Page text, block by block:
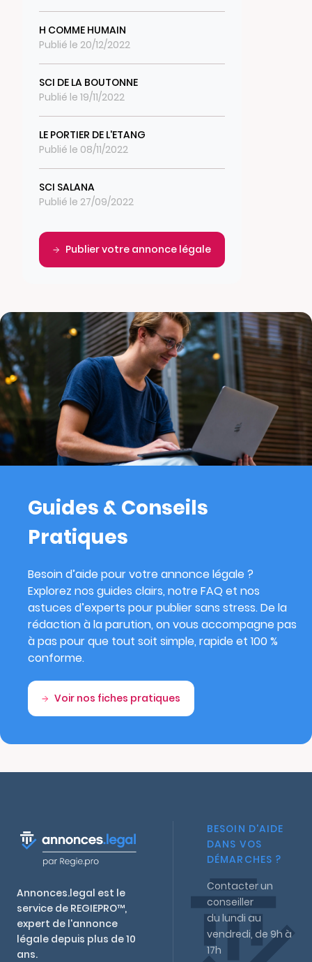
H COMME HUMAIN
Publié le 20/12/2022
SCI DE LA BOUTONNE
Publié le 19/11/2022
LE PORTIER DE L'ETANG
Publié le 08/11/2022
SCI SALANA
Publié le 27/09/2022
Publier votre annonce légale
Guides & Conseils
Pratiques
Besoin d’aide pour votre annonce légale ?
Explorez nos guides clairs, notre FAQ et nos
astuces d’experts pour publier sans stress. De la
rédaction à la parution, on vous accompagne pas
à pas pour que tout soit simple, rapide et 100 %
conforme.
Voir nos fiches pratiques
Annonces.legal est le
service de REGIEPRO™,
expert de l'annonce
légale depuis plus de 10
ans.
BESOIN D'AIDE
DANS VOS
DÉMARCHES ?
Contacter un
conseiller
du lundi au
vendredi, de 9h à
17h